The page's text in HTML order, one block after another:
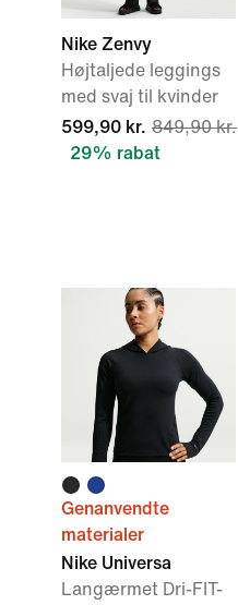
Nike Zenvy
Højtaljede leggings
med svaj til kvinder
599,90 kr. 849,90 kr.
29% rabat
Genanvendte
materialer
Nike Universa
Langærmet Dri-FIT-